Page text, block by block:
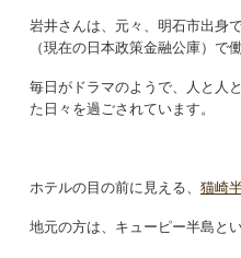
岩井さんは、元々、明石市出身
（現在の日本政策金融公庫）で
毎日がドラマのようで、人と人
た日々を過ごされています。
ホテルの目の前に見える、 猫崎
地元の方は、キューピー半島と